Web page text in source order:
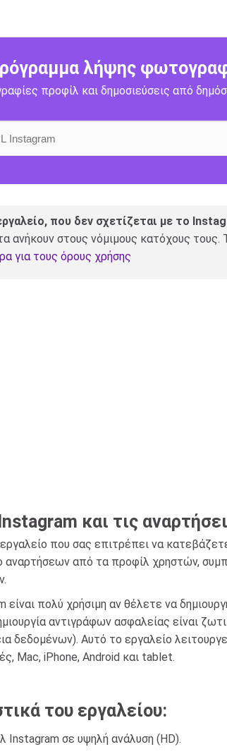
λήψης
προφίλ και δημοσιεύσεις από
που δεν σχετίζεται με το
ανήκουν στους νόμιμους κατόχους
για τους όρους χρήσης
και τις
που σας επιτρέπει να
αναρτήσεων από τα προφίλ χρηστών,
είναι πολύ χρήσιμη αν θέλετε να
αντιγράφων ασφαλείας είναι
δεδομένων). Αυτό το εργαλείο
Mac, iPhone, Android και tablet.
του εργαλείου:
σε υψηλή ανάλυση (HD).